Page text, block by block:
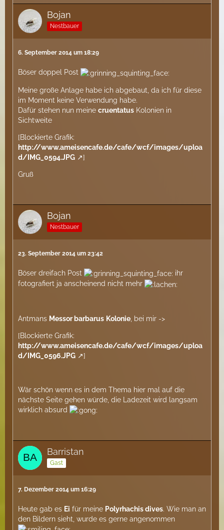
Bojan
Nestbauer
6. September 2014 um 18:29
Böser doppel Post
Meine große Anlage habe ich abgebaut, da ich für diese
im Moment keine Verwendung habe.
Dafür stehen nun meine cruentatus Kolonien in
Sichtweite
[Blockierte Grafik:
http://www.ameisencafe.de/cafe/wcf/images/uploa
d/IMG_0594.JPG
]
Gruß
Bojan
Nestbauer
23. September 2014 um 23:42
Böser dreifach Post
ihr
fotografiert ja anscheinend nicht mehr
Antmans Messor barbarus Kolonie , bei mir ->
[Blockierte Grafik:
http://www.ameisencafe.de/cafe/wcf/images/uploa
d/IMG_0596.JPG
]
Wär schön wenn es in dem Thema hier mal auf die
nächste Seite gehen würde, die Ladezeit wird langsam
wirklich absurd
Barristan
Gast
7. Dezember 2014 um 16:29
Heute gab es Ei für meine Polyrhachis dives. Wie man an
den Bildern sieht, wurde es gerne angenommen